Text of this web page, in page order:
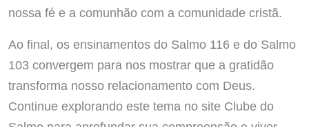
nossa fé e a comunhão com a comunidade cristã.
Ao final, os ensinamentos do Salmo 116 e do Salmo
103 convergem para nos mostrar que a gratidão
transforma nosso relacionamento com Deus.
Continue explorando este tema no site Clube do